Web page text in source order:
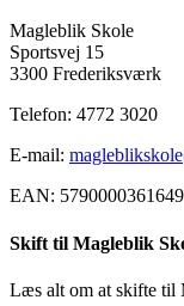
Magleblik Skole
Sportsvej 15
3300 Frederiksværk
Telefon: 4772 3020
E-mail:
EAN: 5790000361649
Skift til Magleblik
Læs alt om at skifte til